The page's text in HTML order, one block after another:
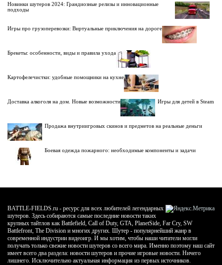
Новинки шутеров 2024: Грандиозные релизы и инновационные
подходы
Игры про грузоперевозки: Виртуальные приключения на дороге
Брекеты: особенности, виды и правила ухода
Картофелечистки: удобные помощники на кухне
Доставка алкоголя на дом. Новые возможности Игры для детей в Steam
Продажа внутриигровых скинов и предметов на реальные деньги
Боевая одежда пожарного: необходимые компоненты и задачи
BATTLE-FIELDS.ru - ресурс для всех любителей легендарных
шутеров. Здесь собираются самые последние новости таких
крупных тайтлов как Battlefield, Call of Duty, GTA, PlanetSide, Far Cry, SW
Battlefront, The Division и многих других. Шутер - популярнейший жанр в
современной индустрии видеоигр. И мы хотим, чтобы наши читатели могли
получать только свежие новости шутеров со всего мира. Именно поэтому наш сайт
имеет всего два раздела: новости шутеров и прочие игровые новости. Ничего
лишнего. Исключительно актуальная информация из первых источников.